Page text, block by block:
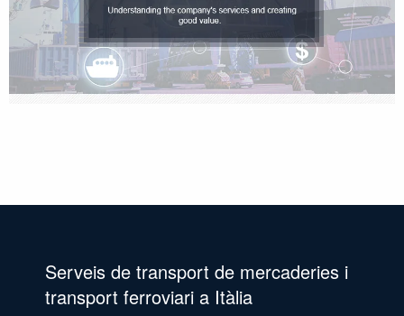
Serveis de transport de mercaderies i
transport ferroviari a Itàlia